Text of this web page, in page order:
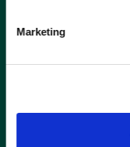
Marketing